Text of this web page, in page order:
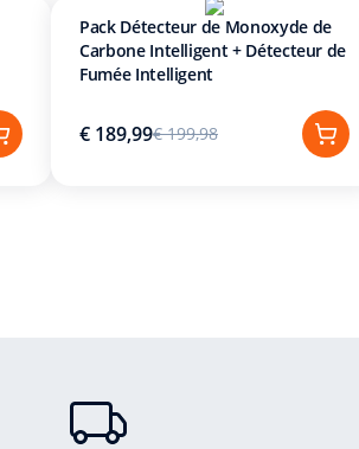
Pack Détecteur de Monoxyde de
Carbone Intelligent + Détecteur de
Fumée Intelligent
€ 189,99€ 199,98